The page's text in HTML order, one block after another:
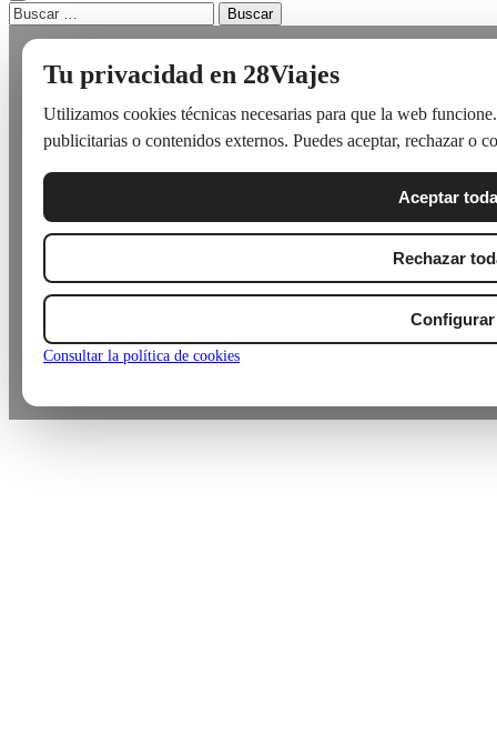
Buscar:
Tu privacidad en 28Viajes
Utilizamos cookies técnicas necesarias para que la web
publicitarias o contenidos externos. Puedes aceptar, rechazar o
Aceptar
Rechazar
Configurar
Consultar la política de cookies